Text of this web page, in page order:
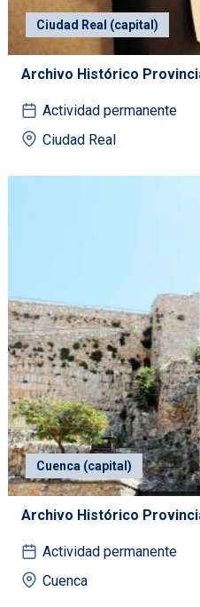
Ciudad Real (capital)
Archivo Histórico
Actividad permanente
Ciudad Real
Cuenca (capital)
Archivo Histórico
Actividad permanente
Cuenca